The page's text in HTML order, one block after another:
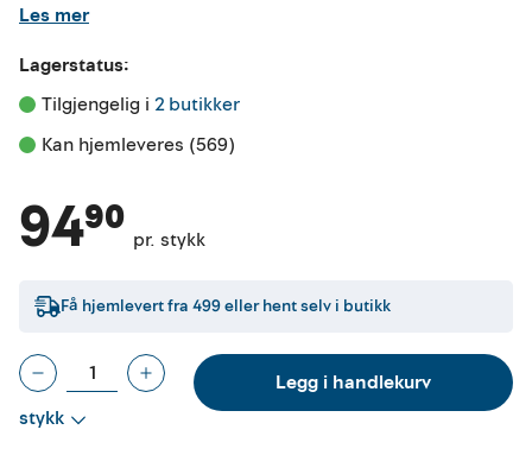
Les mer
Lagerstatus:
Tilgjengelig i 2 butikker
Kan hjemleveres (569)
94⁹⁰ pr. stykk
Få hjemlevert fra 499eller hent selv i butikk
stykk
Legg i handlekurv